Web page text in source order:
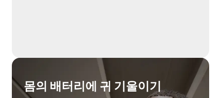
몸의 배터리에 귀 기울이기